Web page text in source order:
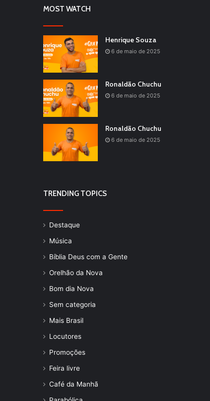
MOST WATCH
Henrique Souza
6 de maio de 2025
Ronaldão Chuchu
6 de maio de 2025
Ronaldão Chuchu
6 de maio de 2025
TRENDING TOPICS
Destaque
Música
Bíblia Deus com a Gente
Orelhão da Nova
Bom dia Nova
Sem categoria
Mais Brasil
Locutores
Promoções
Feira livre
Café da Manhã